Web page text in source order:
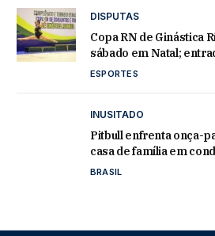
DISPUTAS
Copa RN de Ginástica
sábado em Natal;
ESPORTES
INUSITADO
Pitbull enfrenta onça-
casa de família em
BRASIL